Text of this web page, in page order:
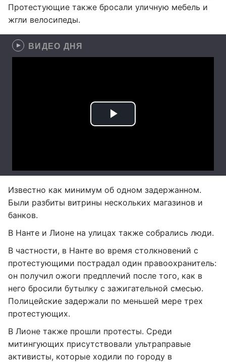
Протестующие также бросали уличную мебель и
жгли велосипеды.
ВИДЕО ДНЯ
Известно как минимум об одном задержанном.
Были разбиты витрины нескольких магазинов и
банков.
В Нанте и Лионе на улицах также собрались люди.
В частности, в Нанте во время столкновений с
протестующими пострадал один правоохранитель:
он получил ожоги предплечий после того, как в
него бросили бутылку с зажигательной смесью.
Полицейские задержали по меньшей мере трех
протестующих.
В Лионе также прошли протесты. Среди
митингующих присутствовали ультраправые
активисты, которые ходили по городу в